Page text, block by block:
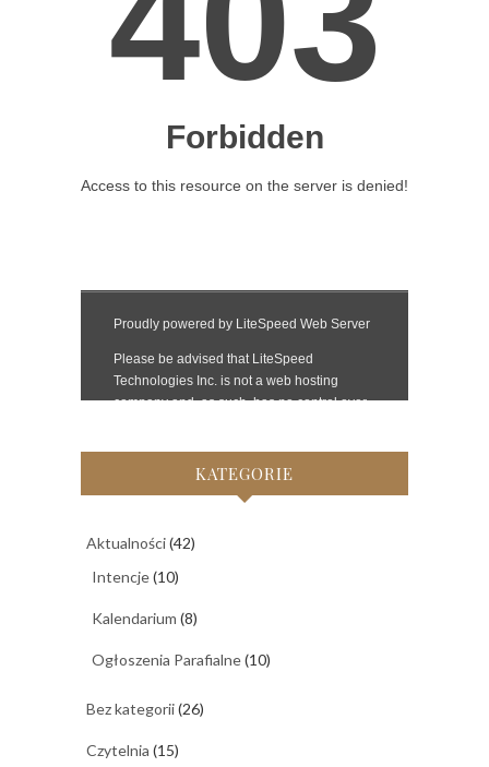
KATEGORIE
Aktualności(42)
Intencje(10)
Kalendarium (8)
Ogłoszenia Parafialne(10)
Bez kategorii(26)
Czytelnia (15)